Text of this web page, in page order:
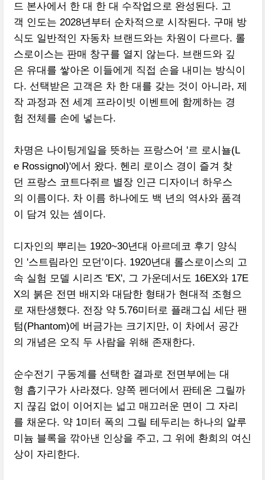
드 본사에서 한 대 한 대 수작업으로 완성된다. 고
객 인도는 2028년부터 순차적으로 시작된다. 구매 방
식도 일반적인 자동차 브랜드와는 차원이 다르다. 롤
스로이스는 판매 창구를 열지 않는다. 브랜드와 깊
은 유대를 쌓아온 이들에게 직접 손을 내미는 방식이
다. 선택받은 고객은 차 한 대를 갖는 것이 아니라, 제
작 과정과 전 세계 프라이빗 이벤트에 함께하는 경
험 전체를 손에 넣는다.
차명은 나이팅게일을 뜻하는 프랑스어 '르 로시뇰(L
e Rossignol)'에서 왔다. 헨리 로이스 경이 즐겨 찾
던 프랑스 코트다쥐르 별장 인근 디자이너 하우스
의 이름이다. 차 이름 하나에도 백 년의 역사와 품격
이 담겨 있는 셈이다.
디자인의 뿌리는 1920~30년대 아르데코 후기 양식
인 '스트림라인 모던'이다. 1920년대 롤스로이스의 고
속 실험 모델 시리즈 'EX', 그 가운데서도 16EX와 17E
X의 붉은 전면 배지와 대담한 형태가 현대적 조형으
로 재탄생했다. 전장 약 5.76미터로 플래그십 세단 팬
텀(Phantom)에 버금가는 크기지만, 이 차에서 공간
의 개념은 오직 두 사람을 위해 존재한다.
순수전기 구동계를 선택한 결과로 전면부에는 대
형 흡기구가 사라졌다. 양쪽 펜더에서 판테온 그릴까
지 끊김 없이 이어지는 넓고 매끄러운 면이 그 자리
를 채운다. 약 1미터 폭의 그릴 테두리는 하나의 알루
미늄 블록을 깎아낸 인상을 주고, 그 위에 환희의 여신
상이 자리한다.